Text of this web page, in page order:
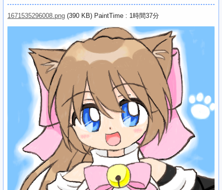
1671535296008.png (390 KB) PaintTime : 1時間37分